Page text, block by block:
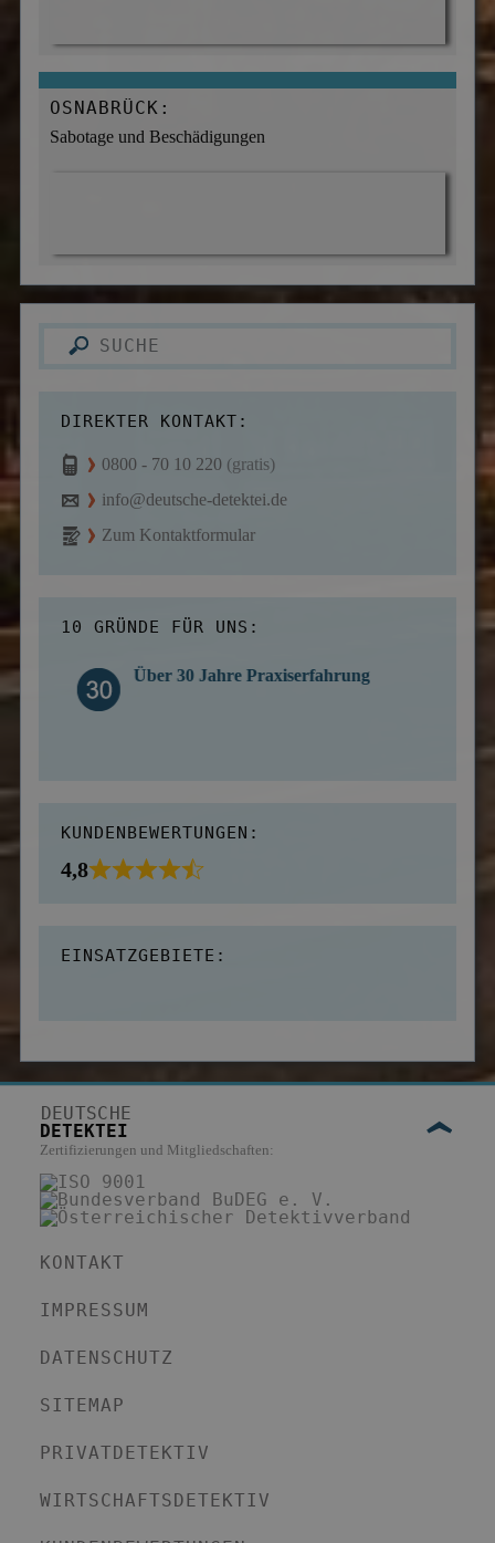
OSNABRÜCK:
Sabotage und Beschädigungen
DIREKTER KONTAKT:
0800 - 70 10 220 (gratis)
info@deutsche-detektei.de
Zum Kontaktformular
10 GRÜNDE FÜR UNS:
Über 30 Jahre Praxiserfahrung
KUNDENBEWERTUNGEN:
4,8
EINSATZGEBIETE:
DEUTSCHE
DETEKTEI
Zertifizierungen und Mitgliedschaften:
KONTAKT
IMPRESSUM
DATENSCHUTZ
SITEMAP
PRIVATDETEKTIV
WIRTSCHAFTSDETEKTIV